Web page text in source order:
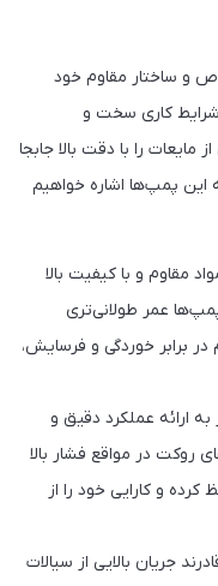
و ساختار مقاوم خود
شرایط کاری سخت و
را با دقت بالا جابجا
این پمپ‌ها اشاره خواهیم
مقاوم و با کیفیت بالا
عمر طولانی‌تری
در برابر خوردگی و فرسایش،
ارائه عملکرد دقیق و
در مواقع فشار بالا
و کارایی خود را از
جریان بالایی از سیالات